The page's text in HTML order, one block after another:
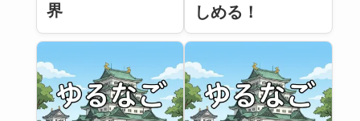
界
しめる！